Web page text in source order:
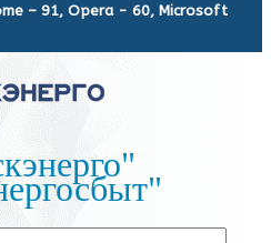
– 91, Opera - 60, Microsoft